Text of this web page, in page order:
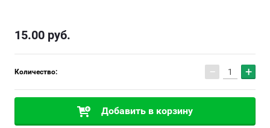
15.00 руб.
Количество: − +
Добавить в корзину